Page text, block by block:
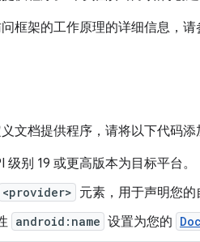
框架的工作原理的详细信息，请
文档提供程序，请将以下代码添
级别 19 或更高版本为目标平台。
<provider> 元素，用于声明您的
android:name 设置为您的